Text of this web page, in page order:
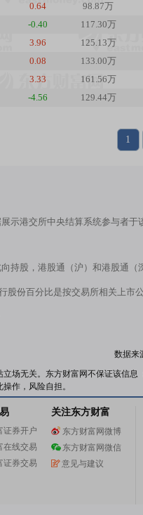
0.64 98.87万
-0.40 117.30万
3.96 125.13万
0.08 133.00万
3.33 161.56万
-4.56 129.44万
1
示港交所中央结算系统参与者
持股，港股通（沪）和港股通（
股份百分比是按交易所相关上
数据来
场无关。东方财富网不保证该信
作，风险自担。
证券开户
在线交易
证券交易
关注东方财富
东方财富网微博
东方财富网微信
意见与建议